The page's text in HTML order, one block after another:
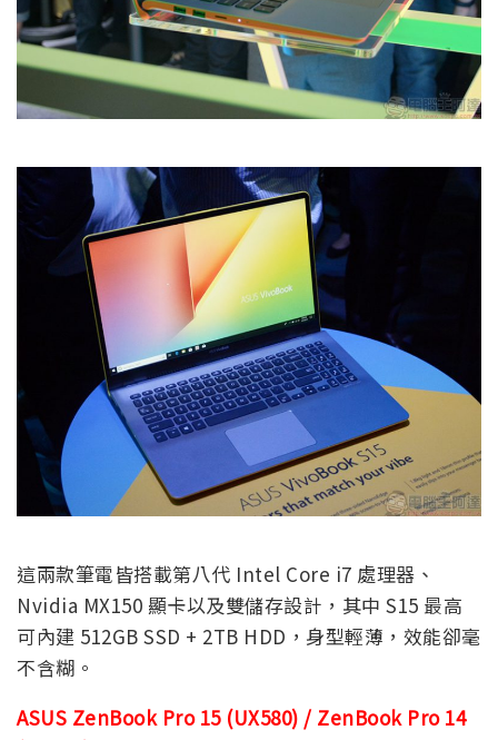
這兩款筆電皆搭載第八代 Intel Core i7 處理器、
Nvidia MX150 顯卡以及雙儲存設計，其中 S15 最高
可內建 512GB SSD + 2TB HDD，身型輕薄，效能卻毫
不含糊。
ASUS ZenBook Pro 15 (UX580) / ZenBook Pro 14